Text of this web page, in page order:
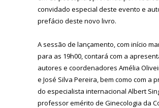
convidado especial deste evento e
prefácio deste novo livro.
A sessão de lançamento, com início
para as 19h00, contará com a
autores e coordenadores Amélia
e José Silva Pereira, bem como com a
do especialista internacional Albert
professor emérito de Ginecologia da